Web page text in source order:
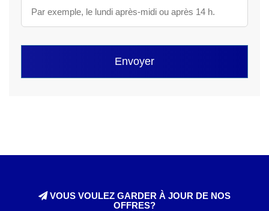
Envoyer
VOUS VOULEZ GARDER À JOUR DE NOS
OFFRES?